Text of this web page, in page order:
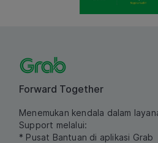
Forward Together
Menemukan kendala dalam
Support melalui:
* Pusat Bantuan di aplikasi Grab